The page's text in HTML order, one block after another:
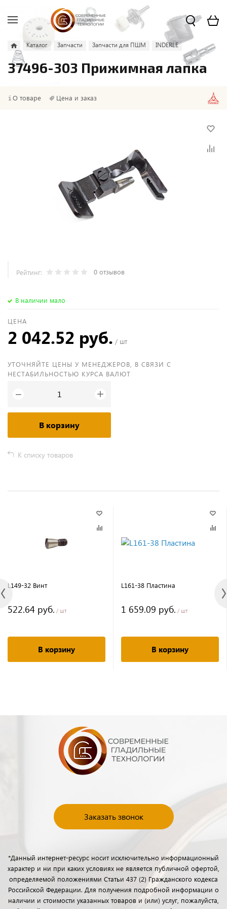
Каталог Запчасти Запчасти для ПШМ INDERLE
37496-303 Прижимная лапка
О товаре Цена и заказ
Рейтинг: 0 отзывов
В наличии мало
ЦЕНА
2 042.52 руб. / шт
УТОЧНЯЙТЕ ЦЕНЫ У МЕНЕДЖЕРОВ, В СВЯЗИ С
НЕСТАБИЛЬНОСТЬЮ КУРСА ВАЛЮТ
− +
В корзину
К списку товаров
L149-32 Винт
522.64 руб. / шт
В корзину
L161-38 Пластина
1 659.09 руб. / шт
В корзину
Заказать звонок
*Данный интернет-ресурс носит исключительно информационный
характер и ни при каких условиях не является публичной офертой,
определяемой положениями Статьи 437 (2) Гражданского кодекса
Российской Федерации. Для получения подробной информации о
наличии и стоимости указанных товаров и (или) услуг, пожалуйста,